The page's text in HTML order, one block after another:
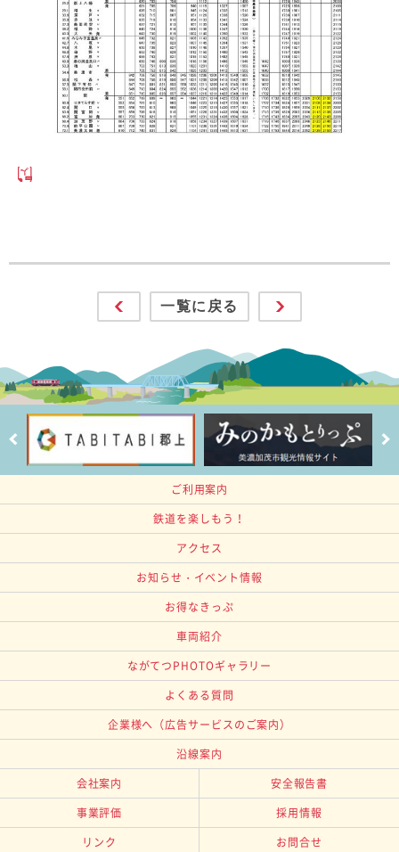
一覧に戻る
ご利用案内
鉄道を楽しもう！
アクセス
お知らせ・イベント情報
お得なきっぷ
車両紹介
ながてつPHOTOギャラリー
よくある質問
企業様へ （広告サービスのご案内）
沿線案内
会社案内
安全報告書
事業評価
採用情報
リンク
お問合せ